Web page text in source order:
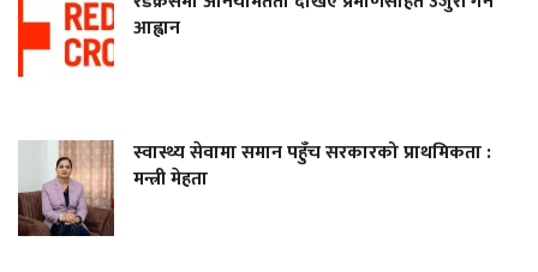
आह्वान
स्वास्थ्य सेवामा समान पहुँच सरकारको प्राथमिकता :
मन्त्री मेहता